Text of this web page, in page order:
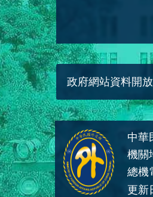
政府網站資料開
中華
機關
總機
更新